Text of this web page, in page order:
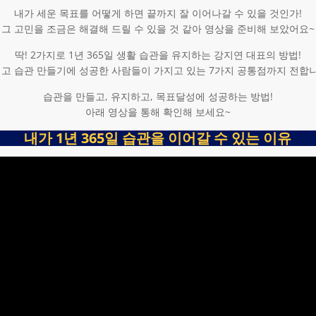
내가 세운 목표를 어떻게 하면 끝까지 잘 이어나갈 수 있을 것인가!
그 고민을 조금은 해결해 드릴 수 있을 것 같아 영상을 준비해 보았어요~
딱! 2가지로 1년 365일 생활 습관을 유지하는 강지연 대표의 방법!
습관 만들기에 성공한 사람들이 가지고 있는 7가지 공통점까지 전합
습관을 만들고, 유지하고, 목표달성에 성공하는 방법!
아래 영상을 통해 확인해 보세요~
내가 1년 365일 습관을 이어갈 수 있는 이유